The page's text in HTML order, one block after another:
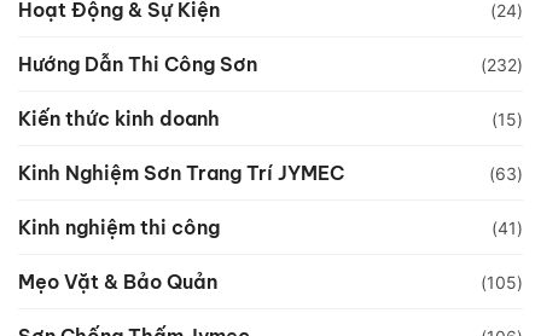
Hoạt Động & Sự Kiện (24)
Hướng Dẫn Thi Công Sơn (232)
Kiến thức kinh doanh (15)
Kinh Nghiệm Sơn Trang Trí JYMEC (63)
Kinh nghiệm thi công (41)
Mẹo Vặt & Bảo Quản (105)